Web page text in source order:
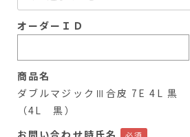
オーダーＩＤ
商品名
ダブルマジックⅢ合皮 7E 4L 黒
（4L 黒）
お問い合わせ時氏名